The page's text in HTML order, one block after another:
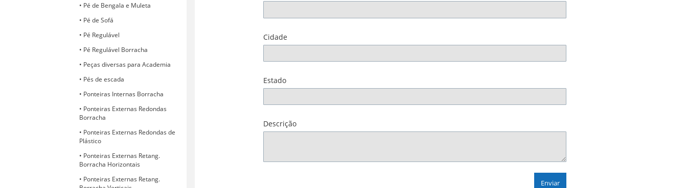
Pé de Bengala e Muleta
Pé de Sofá
Pé Regulável
Pé Regulável Borracha
Peças diversas para Academia
Pés de escada
Ponteiras Internas Borracha
Ponteiras Externas Redondas
Borracha
Ponteiras Externas Redondas de
Plástico
Ponteiras Externas Retang.
Borracha Horizontais
Ponteiras Externas Retang.
Cidade
Estado
Descrição